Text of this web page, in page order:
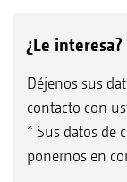
¿Le interesa?
Déjenos sus
contacto con
* Sus datos de
ponernos en